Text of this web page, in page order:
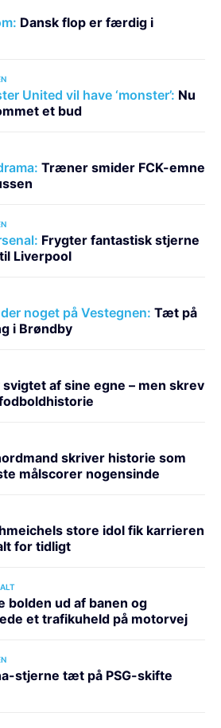
Dansk flop er færdig i
United vil have ‘monster’: Nu
et bud
Træner smider FCK-emne
Frygter fantastisk stjerne
Liverpool
noget på Vestegnen: Tæt på
i Brøndby
svigtet af sine egne – men skrev
skriver historie som
målscorer nogensinde
store idol fik karrieren
for tidligt
bolden ud af banen og
et trafikuheld på motorvej
stjerne tæt på PSG-skifte